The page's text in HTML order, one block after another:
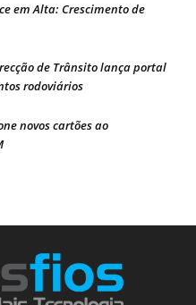
em Alta: Crescimento de
de Trânsito lança portal
rodoviários
novos cartões ao